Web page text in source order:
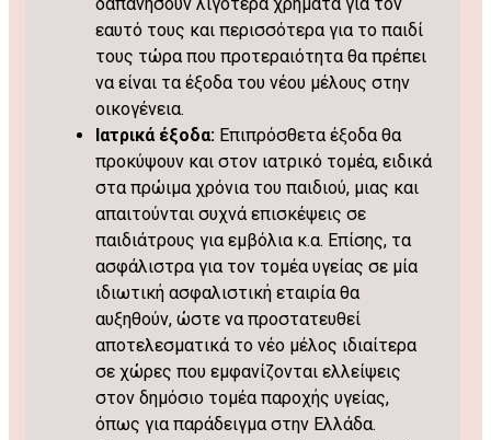
εαυτό τους και περισσότερα για το παιδί
τους τώρα που προτεραιότητα θα πρέπει
να είναι τα έξοδα του νέου μέλους στην
οικογένεια.
Ιατρικά έξοδα:Επιπρόσθετα έξοδα θα
προκύψουν και στον ιατρικό τομέα, ειδικά
στα πρώιμα χρόνια του παιδιού, μιας και
απαιτούνται συχνά επισκέψεις σε
παιδιάτρους για εμβόλια κ.α. Επίσης, τα
ασφάλιστρα για τον τομέα υγείας σε μία
ιδιωτική ασφαλιστική εταιρία θα
αυξηθούν, ώστε να προστατευθεί
αποτελεσματικά το νέο μέλος ιδιαίτερα
σε χώρες που εμφανίζονται ελλείψεις
στον δημόσιο τομέα παροχής υγείας,
όπως για παράδειγμα στην Ελλάδα.